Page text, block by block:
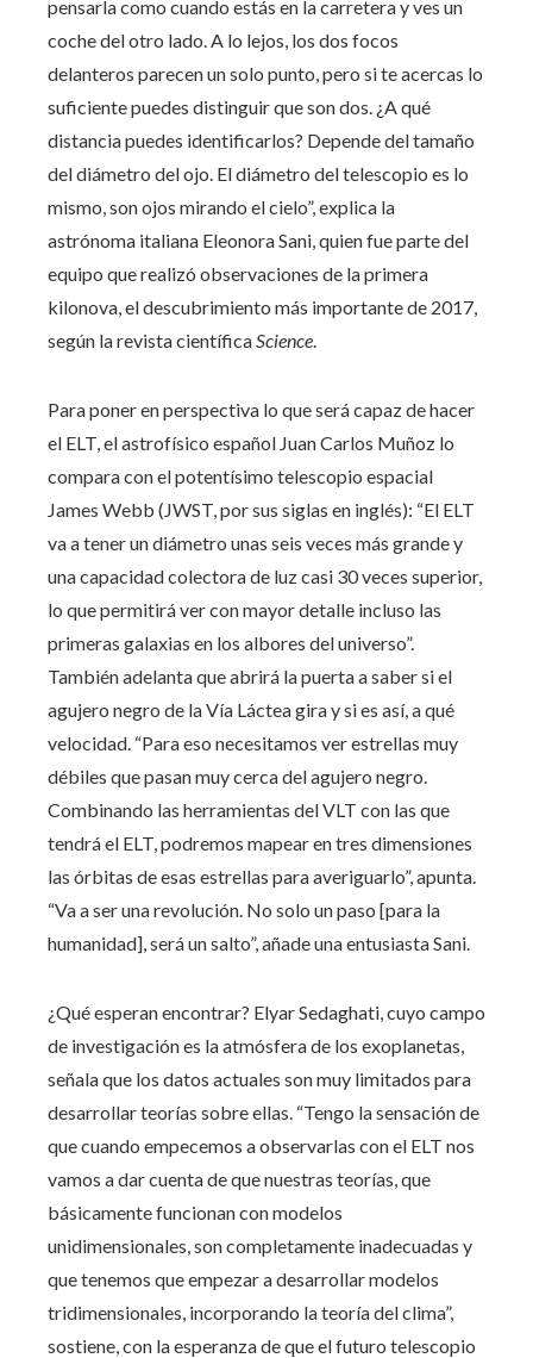
pensarla como cuando estás en la carretera y ves un
coche del otro lado. A lo lejos, los dos focos
delanteros parecen un solo punto, pero si te acercas lo
suficiente puedes distinguir que son dos. ¿A qué
distancia puedes identificarlos? Depende del tamaño
del diámetro del ojo. El diámetro del telescopio es lo
mismo, son ojos mirando el cielo”, explica la
astrónoma italiana Eleonora Sani, quien fue parte del
equipo que realizó observaciones de la primera
kilonova, el descubrimiento más importante de 2017,
según la revista científicaScience.
Para poner en perspectiva lo que será capaz de hacer
el ELT, el astrofísico español Juan Carlos Muñoz lo
compara con el potentísimo telescopio espacial
James Webb (JWST, por sus siglas en inglés): “El ELT
va a tener un diámetro unas seis veces más grande y
una capacidad colectora de luz casi 30 veces superior,
lo que permitirá ver con mayor detalle incluso las
primeras galaxias en los albores del universo”.
También adelanta que abrirá la puerta a saber si el
agujero negro de la Vía Láctea gira y si es así, a qué
velocidad. “Para eso necesitamos ver estrellas muy
débiles que pasan muy cerca del agujero negro.
Combinando las herramientas del VLT con las que
tendrá el ELT, podremos mapear en tres dimensiones
las órbitas de esas estrellas para averiguarlo”, apunta.
“Va a ser una revolución. No solo un paso [para la
humanidad], será un salto”, añade una entusiasta Sani.
¿Qué esperan encontrar? Elyar Sedaghati, cuyo campo
de investigación es la atmósfera de los exoplanetas,
señala que los datos actuales son muy limitados para
desarrollar teorías sobre ellas. “Tengo la sensación de
que cuando empecemos a observarlas con el ELT nos
vamos a dar cuenta de que nuestras teorías, que
básicamente funcionan con modelos
unidimensionales, son completamente inadecuadas y
que tenemos que empezar a desarrollar modelos
tridimensionales, incorporando la teoría del clima”,
sostiene, con la esperanza de que el futuro telescopio